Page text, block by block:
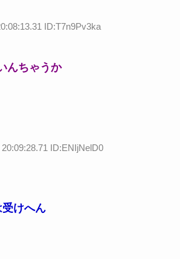
ID:T7n9Pv3ka
んちゃうか
ID:ENIjNelD0
けへん